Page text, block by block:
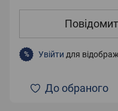
% Увійти для
До обраного